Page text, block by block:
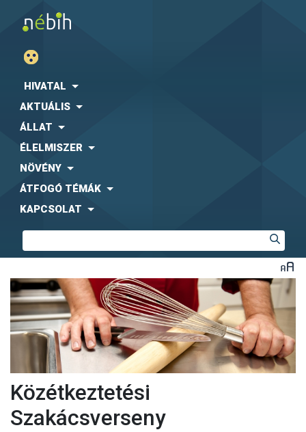
HIVATAL
AKTUÁLIS
ÁLLAT
ÉLELMISZER
NÖVÉNY
ÁTFOGÓ TÉMÁK
KAPCSOLAT
Közétkeztetési
Szakácsverseny